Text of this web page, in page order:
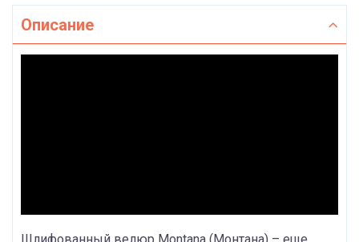
Описание
Шлифованный велюр Montana (Монтана) – еще